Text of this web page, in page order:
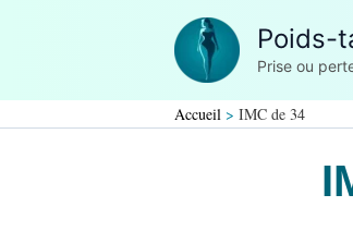
Poids-
Prise ou
Accueil IMC de 34